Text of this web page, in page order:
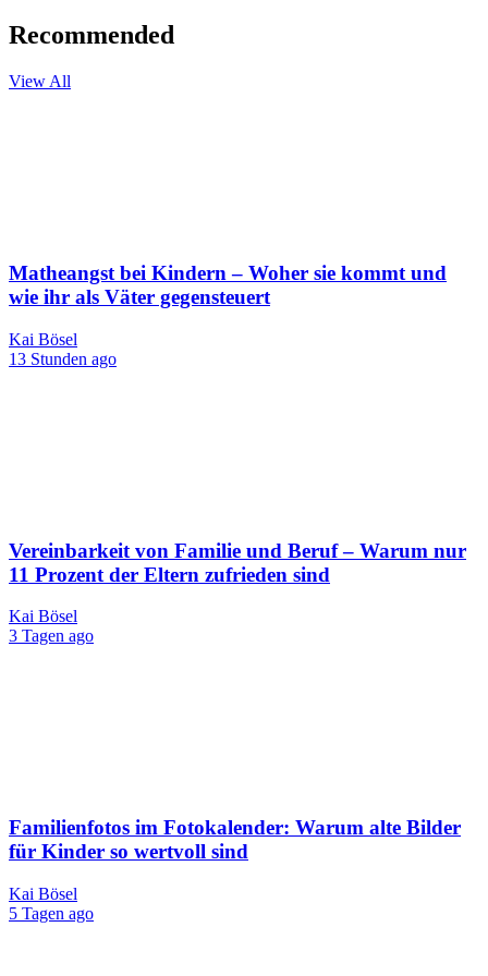
Recommended
View All
Matheangst bei Kindern – Woher sie kommt und
wie ihr als Väter gegensteuert
Kai Bösel
13 Stunden ago
Vereinbarkeit von Familie und Beruf – Warum nur
11 Prozent der Eltern zufrieden sind
Kai Bösel
3 Tagen ago
Familienfotos im Fotokalender: Warum alte Bilder
für Kinder so wertvoll sind
Kai Bösel
5 Tagen ago